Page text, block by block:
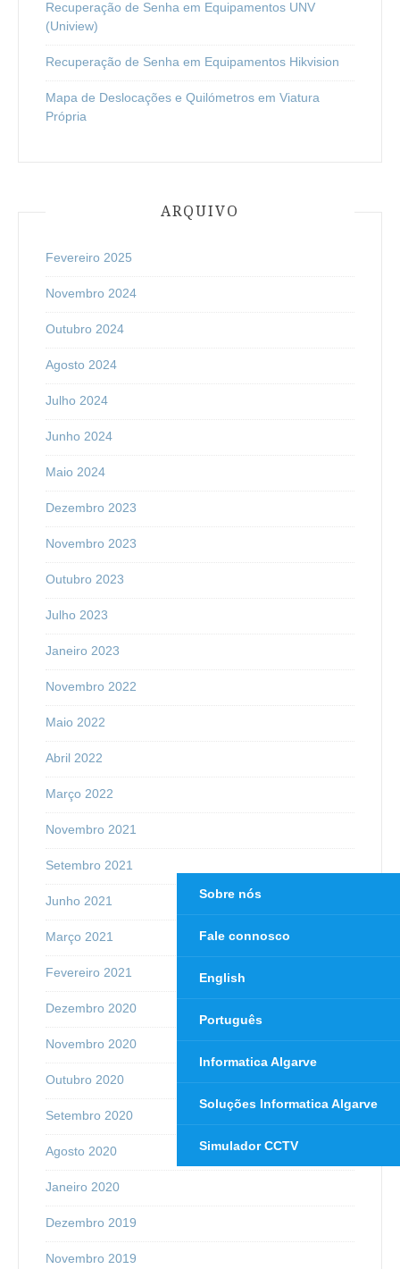
Recuperação de Senha em Equipamentos UNV
(Uniview)
Recuperação de Senha em Equipamentos Hikvision
Mapa de Deslocações e Quilómetros em Viatura
Própria
ARQUIVO
Fevereiro 2025
Novembro 2024
Outubro 2024
Agosto 2024
Julho 2024
Junho 2024
Maio 2024
Dezembro 2023
Novembro 2023
Outubro 2023
Julho 2023
Janeiro 2023
Novembro 2022
Maio 2022
Abril 2022
Março 2022
Novembro 2021
Setembro 2021
Junho 2021
Março 2021
Fevereiro 2021
Dezembro 2020
Novembro 2020
Outubro 2020
Setembro 2020
Agosto 2020
Janeiro 2020
Dezembro 2019
Novembro 2019
Sobre nós
Fale connosco
English
Português
Informatica Algarve
Soluções Informatica Algarve
Simulador CCTV